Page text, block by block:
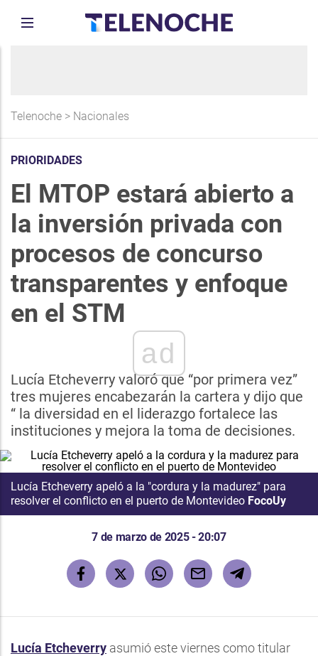
Telenoche > Nacionales
PRIORIDADES
El MTOP estará abierto a
la inversión privada con
procesos de concurso
transparentes y enfoque
en el STM
ad
Lucía Etcheverry valoró que “por primera vez”
tres mujeres encabezarán la cartera y dijo que
“ la diversidad en el liderazgo fortalece las
instituciones y mejora la toma de decisiones.
Lucía Etcheverry apeló a la "cordura y la madurez" para
resolver el conflicto en el puerto de Montevideo FocoUy
7 de marzo de 2025 - 20:07
Lucía Etcheverry asumió este viernes como titular